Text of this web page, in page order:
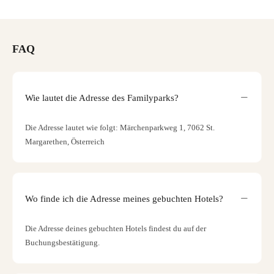
FAQ
Wie lautet die Adresse des Familyparks?
Die Adresse lautet wie folgt: Märchenparkweg 1, 7062 St.
Margarethen, Österreich
Wo finde ich die Adresse meines gebuchten Hotels?
Die Adresse deines gebuchten Hotels findest du auf der
Buchungsbestätigung.